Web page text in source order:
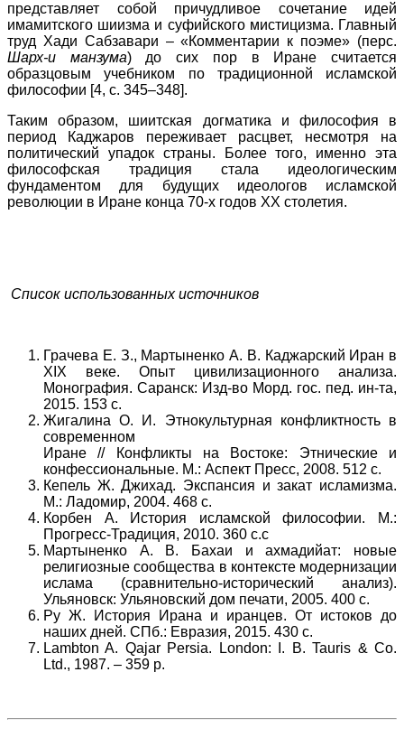
представляет собой причудливое сочетание идей
имамитского шиизма и суфийского мистицизма. Главный
труд Хади Сабзавари – «Комментарии к поэме» (перс.
Шарх-и манзума) до сих пор в Иране считается
образцовым учебником по традиционной исламской
философии [4, c. 345–348].
Таким образом, шиитская догматика и философия в
период Каджаров переживает расцвет, несмотря на
политический упадок страны. Более того, именно эта
философская традиция стала идеологическим
фундаментом для будущих идеологов исламской
революции в Иране конца 70-х годов ХХ столетия.
Список использованных источников
Грачева Е. З., Мартыненко А. В. Каджарский Иран в
XIX веке. Опыт цивилизационного анализа.
Монография. Саранск: Изд-во Морд. гос. пед. ин-та,
2015. 153 с.
Жигалина О. И. Этнокультурная конфликтность в
современном
Иране // Конфликты на Востоке: Этнические и
конфессиональные. М.: Аспект Пресс, 2008. 512 с.
Кепель Ж. Джихад. Экспансия и закат исламизма.
М.: Ладомир, 2004. 468 с.
Корбен А. История исламской философии. М.:
Прогресс-Традиция, 2010. 360 с.с
Мартыненко А. В. Бахаи и ахмадийат: новые
религиозные сообщества в контексте модернизации
ислама (сравнительно-исторический анализ).
Ульяновск: Ульяновский дом печати, 2005. 400 с.
Ру Ж. История Ирана и иранцев. От истоков до
наших дней. СПб.: Евразия, 2015. 430 с.
Lambton A. Qajar Persia. London: I. B. Tauris & Co.
Ltd., 1987. – 359 p.